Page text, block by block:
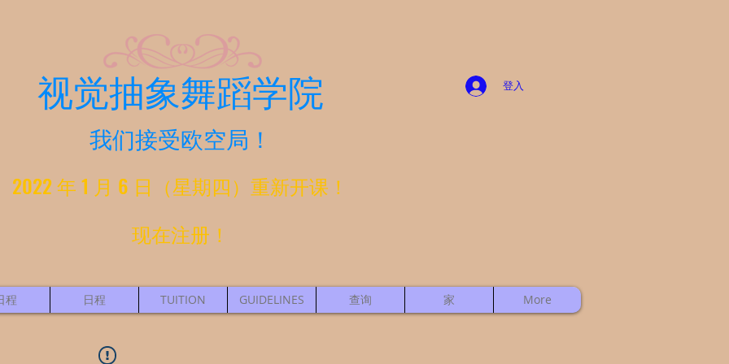
视觉抽象舞蹈学院
我们接受欧空局！
2022 年 1 月 6 日（星期四）重新开课！
现在注册！
登入
程 日程 TUITION GUIDELINES 查询 家 More